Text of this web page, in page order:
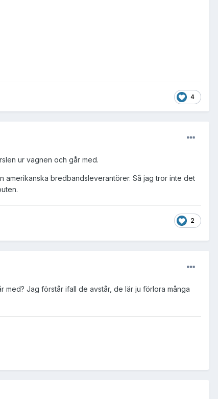
4
ur vagnen och går med.
amerikanska bredbandsleverantörer. Så jag tror inte det
2
Jag förstår ifall de avstår, de lär ju förlora många